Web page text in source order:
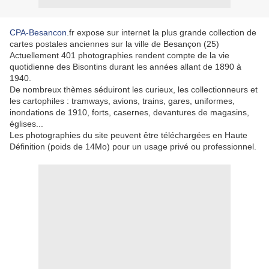
CPA-Besancon .fr expose sur internet la plus grande collection de
cartes postales anciennes sur la ville de Besançon (25)
Actuellement 401 photographies rendent compte de la vie
quotidienne des Bisontins durant les années allant de 1890 à
1940.
De nombreux thèmes séduiront les curieux, les collectionneurs et
les cartophiles : tramways, avions, trains, gares, uniformes,
inondations de 1910, forts, casernes, devantures de magasins,
églises...
Les photographies du site peuvent être téléchargées en Haute
Définition (poids de 14Mo) pour un usage privé ou professionnel.